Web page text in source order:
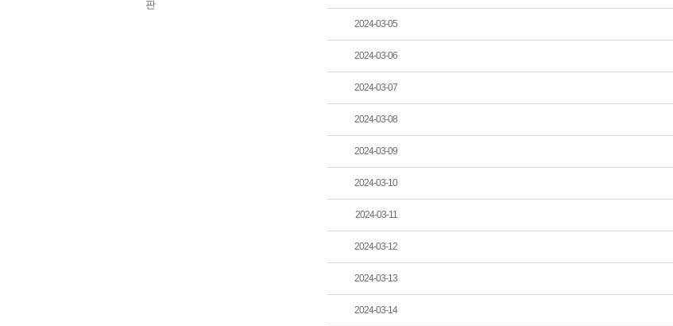
판
2024-03-05
2024-03-06
2024-03-07
2024-03-08
2024-03-09
2024-03-10
2024-03-11
2024-03-12
2024-03-13
2024-03-14